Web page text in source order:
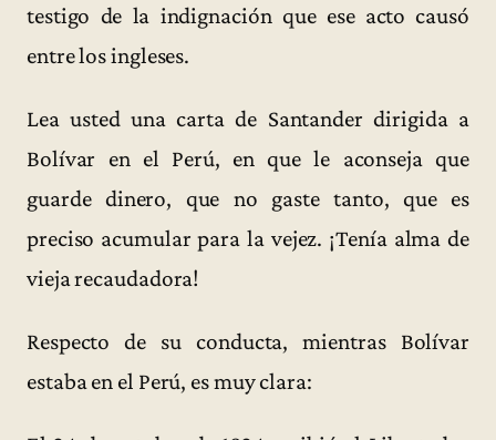
testigo de la indignación que ese acto causó
entre los ingleses.
Lea usted una carta de Santander dirigida a
Bolívar en el Perú, en que le aconseja que
guarde dinero, que no gaste tanto, que es
preciso acumular para la vejez. ¡Tenía alma de
vieja recaudadora!
Respecto de su conducta, mientras Bolívar
estaba en el Perú, es muy clara: